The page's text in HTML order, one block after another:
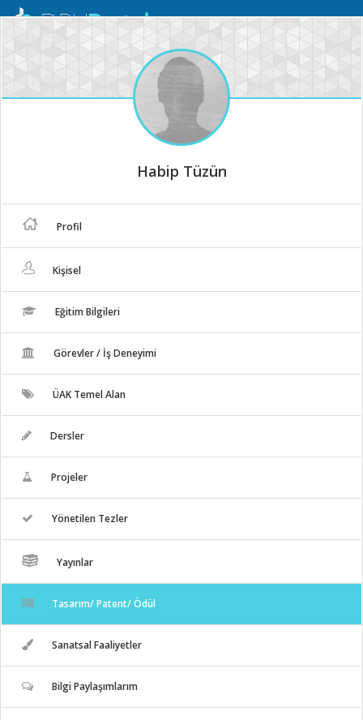
Mobil
Habip Tüzün
Profil
Kişisel
Eğitim Bilgileri
Görevler / İş Deneyimi
ÜAK Temel Alan
Dersler
Projeler
Yönetilen Tezler
Yayınlar
Tasarım/ Patent/ Ödül
Sanatsal Faaliyetler
Bilgi Paylaşımlarım